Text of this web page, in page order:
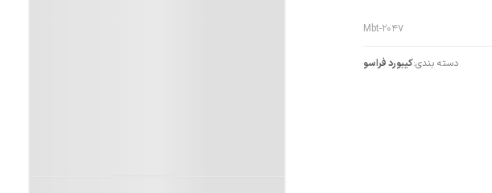
Mbt-2047
دسته بندی:کیبورد فراسو